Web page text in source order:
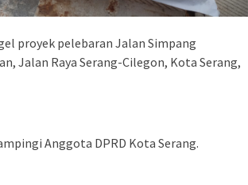
proyek pelebaran Jalan Simpang
Jalan Raya Serang-Cilegon, Kota Serang,
Anggota DPRD Kota Serang.